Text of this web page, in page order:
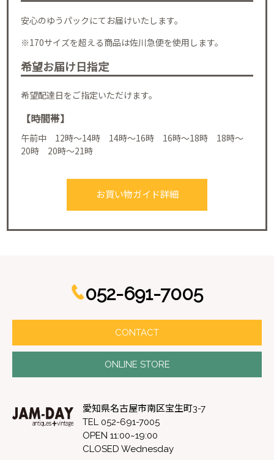
安心のゆうパックにてお届けいたします。
※170サイズを超える商品は佐川急便を使用します。
希望お届け日指定
希望配達日をご指定いただけます。
【時間帯】
午前中 12時～14時 14時～16時 16時～18時 18時～
20時 20時～21時
お買い物ガイド詳細
052-691-7005
CONTACT
ONLINE STORE
愛知県名古屋市南区宝生町3-7
TEL 052-691-7005
OPEN 11:00~19:00
CLOSED Wednesday